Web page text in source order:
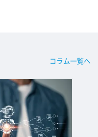
コラム一覧へ